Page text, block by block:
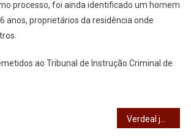
processo, foi ainda identificado um homem
anos, proprietários da residência onde
ao Tribunal de Instrução Criminal de